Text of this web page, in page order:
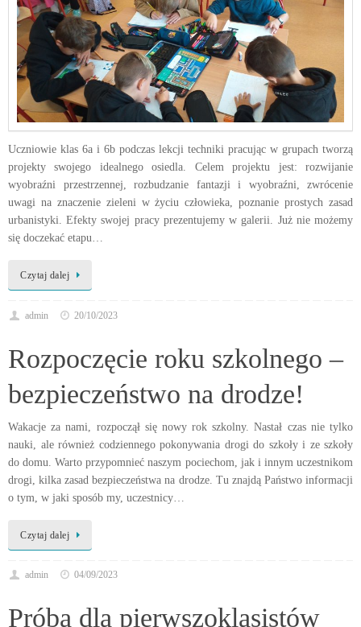
Uczniowie klas 6a i 6b podczas lekcji techniki pracując w grupach tworzą
projekty swojego idealnego osiedla. Celem projektu jest: rozwijanie
wyobraźni przestrzennej, rozbudzanie fantazji i wyobraźni, zwrócenie
uwagi na znaczenie zieleni w życiu człowieka, poznanie prostych zasad
urbanistyki. Efekty swojej pracy prezentujemy w galerii. Już nie możemy
się doczekać etapu…
Czytaj dalej
admin 20/10/2023
Rozpoczęcie roku szkolnego –
bezpieczeństwo na drodze!
Wakacje za nami, rozpoczął się nowy rok szkolny. Nastał czas nie tylko
nauki, ale również codziennego pokonywania drogi do szkoły i ze szkoły
do domu. Warto przypomnieć naszym pociechom, jak i innym uczestnikom
drogi, kilka zasad bezpieczeństwa na drodze. Tu znajdą Państwo informacji
o tym, w jaki sposób my, uczestnicy…
Czytaj dalej
admin 04/09/2023
Próba dla pierwszoklasistów